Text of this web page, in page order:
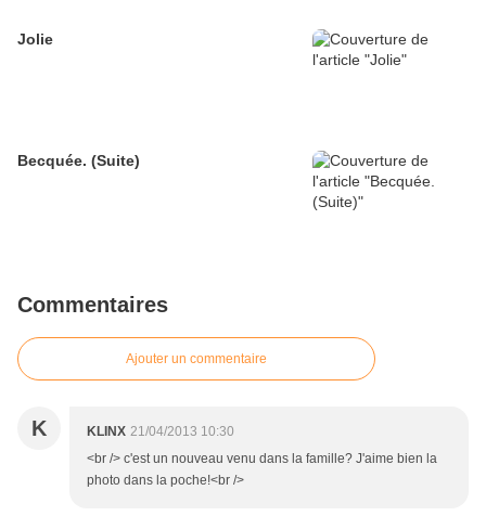
Jolie
Becquée. (Suite)
Commentaires
Ajouter un commentaire
K KLINX 21/04/2013 10:30
<br /> c'est un nouveau venu dans la famille? J'aime bien la
photo dans la poche!<br />